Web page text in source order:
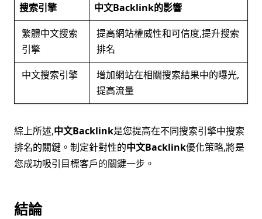
搜索引擎
中文Backlink的影響
繁體中文搜索
引擎
提高網站權威性和可信度,提升搜索
排名
中文搜索引擎
增加網站在相關搜索結果中的曝光,
提高流量
綜上所述,中文Backlink是您提高在不同搜索引擎中搜索
排名的關鍵。制定針對性的中文Backlink優化策略,將是
您成功吸引目標客戶的關鍵一步。
結論